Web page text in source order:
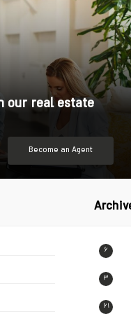
our real estate
Become an Agent
۶
۳
۶۱